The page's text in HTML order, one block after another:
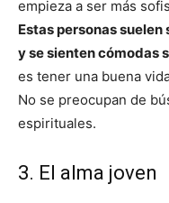
empieza a ser más
Estas personas
y se sienten cómodas
es tener una buena
No se preocupan de
espirituales.
3. El alma joven